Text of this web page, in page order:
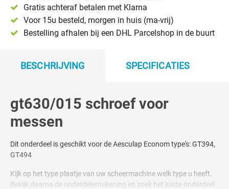
Gratis achteraf betalen met Klarna
Voor 15u besteld, morgen in huis (ma-vrij)
Bestelling afhalen bij een DHL Parcelshop in de buurt
BESCHRIJVING SPECIFICATIES
gt630/015 schroef voor
messen
Dit onderdeel is geschikt voor de Aesculap Econom type's: GT394,
GT494
Kijk op het type plaatje van uw scheermachine welk type u heeft.
Bekijk daarna de onderdelentekening en zoek het juiste onderdeel